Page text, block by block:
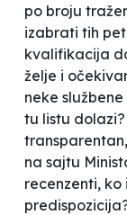
po broju
izabrati tih
kvalifikacija
želje i
neke
tu listu
na sajtu
recenzenti, ko